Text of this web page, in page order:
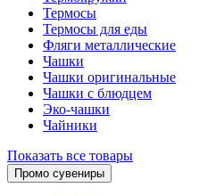
Термосы
Термосы для еды
Фляги металлические
Чашки
Чашки оригинальные
Чашки с блюдцем
Эко-чашки
Чайники
Показать все товары
Промо сувениры